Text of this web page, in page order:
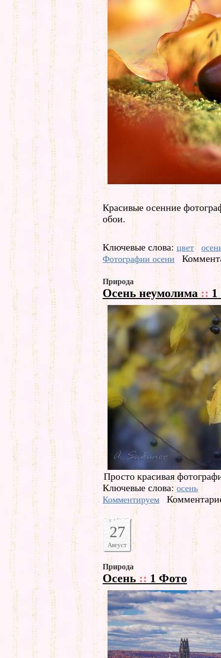
Красивые осенние
обои.
Ключевые слова: цвет
Фотографии осени
Природа
Осень неумолима::
Просто красивая
Ключевые слова:осень
Комментируем
27
Август
Природа
Осень :: 1 Фото